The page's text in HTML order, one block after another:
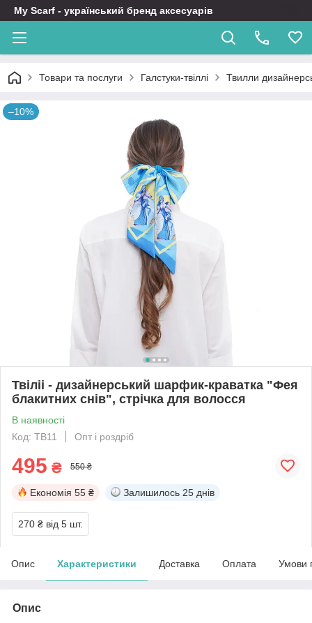
My Scarf - український бренд аксесуарів
Товари та послуги Галстуки-твіллі Твилли
–10%
Твіліі - дизайнерський шарфик-краватка "Фея
блакитних снів", стрічка для волосся
В наявності
Код: ТВ11
Опт і роздріб
495 ₴ 550 ₴
Економія 55 ₴ Залишилось 25 днів
270 ₴ від 5 шт.
Опис Характеристики Доставка Оплата Умови
Опис